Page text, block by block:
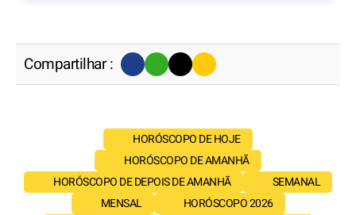
Compartilhar :
HORÓSCOPO DE HOJE
HORÓSCOPO DE AMANHÃ
HORÓSCOPO DE DEPOIS DE AMANHÃ
SEMANAL
MENSAL
HORÓSCOPO 2026